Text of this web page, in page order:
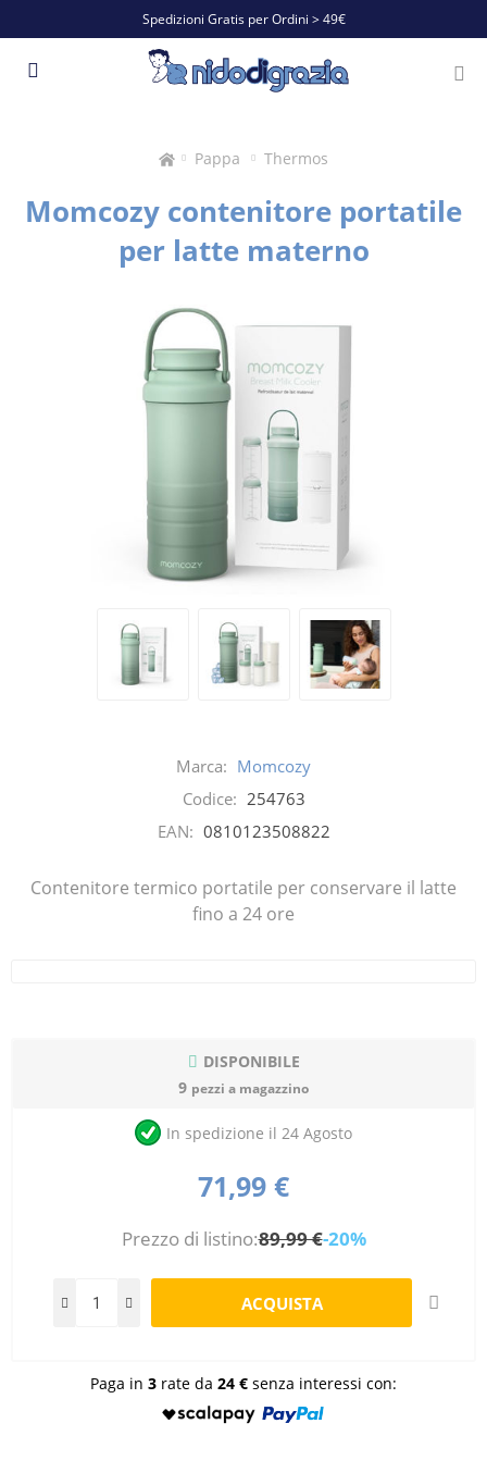
Spedizioni Gratis per Ordini > 49€
Pappa Thermos
Momcozy contenitore portatile
per latte materno
Marca: Momcozy
Codice: 254763
EAN: 0810123508822
Contenitore termico portatile per conservare il latte
fino a 24 ore
DISPONIBILE
9 pezzi a magazzino
In spedizione il 24 Agosto
71,99 €
Prezzo di listino:89,99 €-20%
Paga in 3 rate da 24 € senza interessi con: